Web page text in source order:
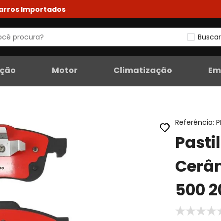
Importados
Motor Climatização
Referência:
500